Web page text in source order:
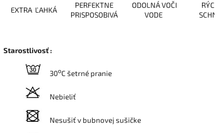
EXTRA ĽAHKÁ
PERFEKTNE
PRISPOSOBIVÁ
ODOLNÁ VOČI
VODE
Starostlivosť :
30oC šetrné pranie
Nebieliť
Nesušiť v bubnovej sušičke